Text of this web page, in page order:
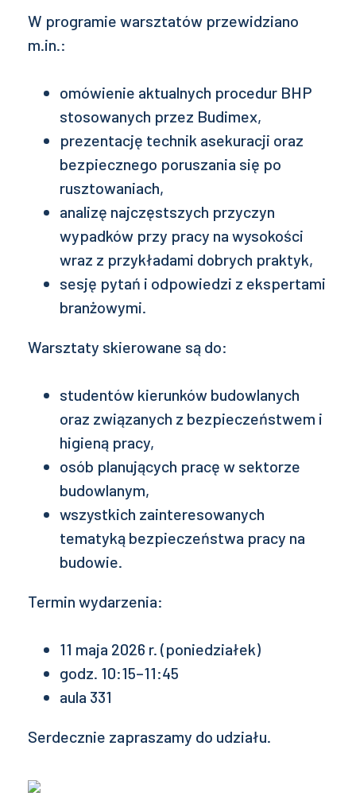
W programie warsztatów przewidziano
m.in.:
omówienie aktualnych procedur BHP
stosowanych przez Budimex,
prezentację technik asekuracji oraz
bezpiecznego poruszania się po
rusztowaniach,
analizę najczęstszych przyczyn
wypadków przy pracy na wysokości
wraz z przykładami dobrych praktyk,
sesję pytań i odpowiedzi z ekspertami
branżowymi.
Warsztaty skierowane są do:
studentów kierunków budowlanych
oraz związanych z bezpieczeństwem i
higieną pracy,
osób planujących pracę w sektorze
budowlanym,
wszystkich zainteresowanych
tematyką bezpieczeństwa pracy na
budowie.
Termin wydarzenia:
11 maja 2026 r. (poniedziałek)
godz. 10:15–11:45
aula 331
Serdecznie zapraszamy do udziału.